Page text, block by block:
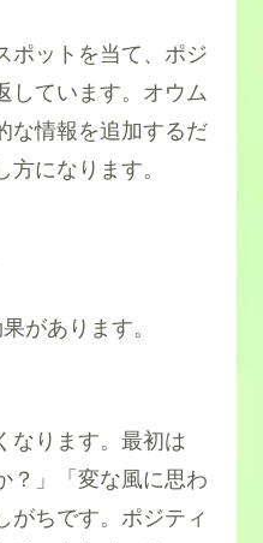
ポットを当て、ポジ
しています。オウム
な情報を追加するだ
になります。
があります。
なります。最初は
？」「変な風に思わ
がちです。ポジティ